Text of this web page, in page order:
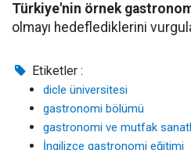
Türkiye'nin örnek
olmayı hedeflediklerini
Etiketler :
dicle üniversitesi
gastronomi bölümü
gastronomi ve mutfak
İngilizce gastronomi eğitimi